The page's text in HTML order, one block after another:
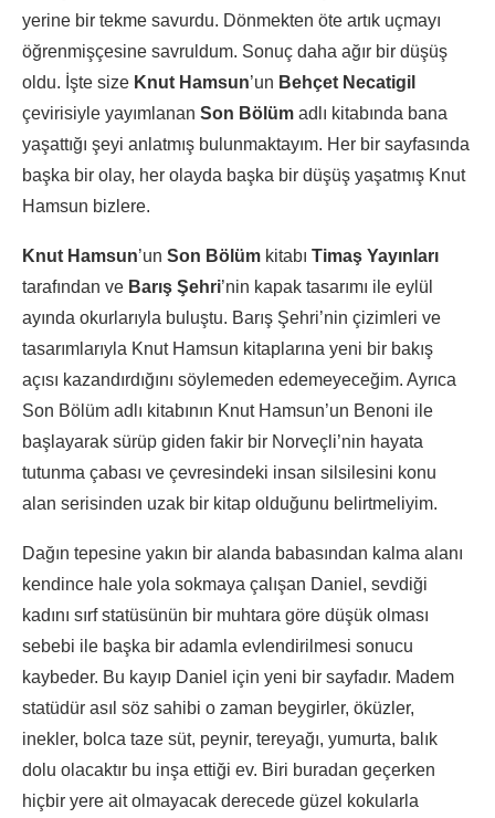
yerine bir tekme savurdu. Dönmekten öte artık uçmayı
öğrenmişçesine savruldum. Sonuç daha ağır bir düşüş
oldu. İşte size Knut Hamsun’un Behçet Necatigil
çevirisiyle yayımlanan Son Bölüm adlı kitabında bana
yaşattığı şeyi anlatmış bulunmaktayım. Her bir sayfasında
başka bir olay, her olayda başka bir düşüş yaşatmış Knut
Hamsun bizlere.
Knut Hamsun’un Son Bölüm kitabı Timaş Yayınları
tarafından ve Barış Şehri’nin kapak tasarımı ile eylül
ayında okurlarıyla buluştu. Barış Şehri’nin çizimleri ve
tasarımlarıyla Knut Hamsun kitaplarına yeni bir bakış
açısı kazandırdığını söylemeden edemeyeceğim. Ayrıca
Son Bölüm adlı kitabının Knut Hamsun’un Benoni ile
başlayarak sürüp giden fakir bir Norveçli’nin hayata
tutunma çabası ve çevresindeki insan silsilesini konu
alan serisinden uzak bir kitap olduğunu belirtmeliyim.
Dağın tepesine yakın bir alanda babasından kalma alanı
kendince hale yola sokmaya çalışan Daniel, sevdiği
kadını sırf statüsünün bir muhtara göre düşük olması
sebebi ile başka bir adamla evlendirilmesi sonucu
kaybeder. Bu kayıp Daniel için yeni bir sayfadır. Madem
statüdür asıl söz sahibi o zaman beygirler, öküzler,
inekler, bolca taze süt, peynir, tereyağı, yumurta, balık
dolu olacaktır bu inşa ettiği ev. Biri buradan geçerken
hiçbir yere ait olmayacak derecede güzel kokularla